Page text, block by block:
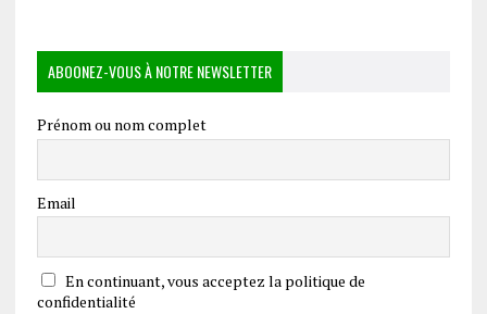
ABOONEZ-VOUS À NOTRE NEWSLETTER
Prénom ou nom complet
Email
En continuant, vous acceptez la politique de
confidentialité